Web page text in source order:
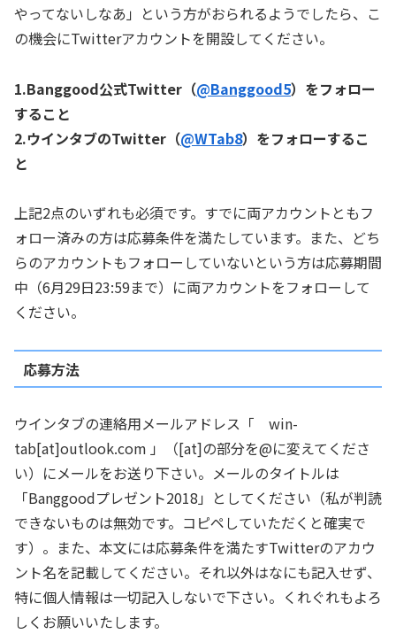
やってないしなあ」という方がおられるようでしたら、こ
の機会にTwitterアカウントを開設してください。
1.Banggood公式Twitter（@Banggood5）をフォロー
すること
2.ウインタブのTwitter（@WTab8）をフォローするこ
と
上記2点のいずれも必須です。すでに両アカウントともフ
ォロー済みの方は応募条件を満たしています。また、どち
らのアカウントもフォローしていないという方は応募期間
中（6月29日23:59まで）に両アカウントをフォローして
ください。
応募方法
ウインタブの連絡用メールアドレス「 win-
tab[at]outlook.com 」（[at]の部分を@に変えてくださ
い）にメールをお送り下さい。メールのタイトルは
「Banggoodプレゼント2018」としてください（私が判読
できないものは無効です。コピペしていただくと確実で
す）。また、本文には応募条件を満たすTwitterのアカウ
ント名を記載してください。それ以外はなにも記入せず、
特に個人情報は一切記入しないで下さい。くれぐれもよろ
しくお願いいたします。